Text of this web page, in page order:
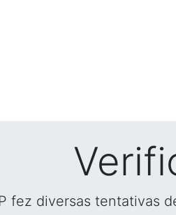
fez diversas tentativas